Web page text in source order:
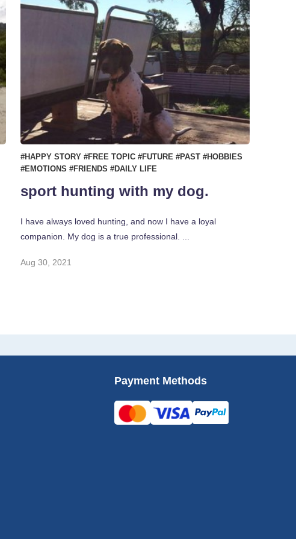
#HAPPY STORY #FREE TOPIC #FUTURE #PAST #HOBBIES
#EMOTIONS #FRIENDS #DAILY LIFE
sport hunting with my dog.
I have always loved hunting, and now I have a loyal
companion. My dog ​​is a true professional. ...
Aug 30, 2021
Payment Methods